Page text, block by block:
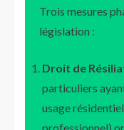
Trois mesures
législation :
Droit de
particuliers
usage